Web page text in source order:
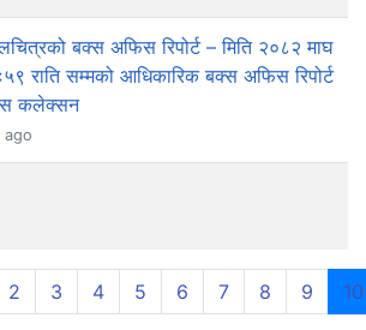
बक्स अफिस रिपोर्ट – मिति २०८२ माघ
राति सम्मको आधिकारिक बक्स अफिस रिपोर्ट
कलेक्सन
ago
2 3 4 5 6 7 8 9 10